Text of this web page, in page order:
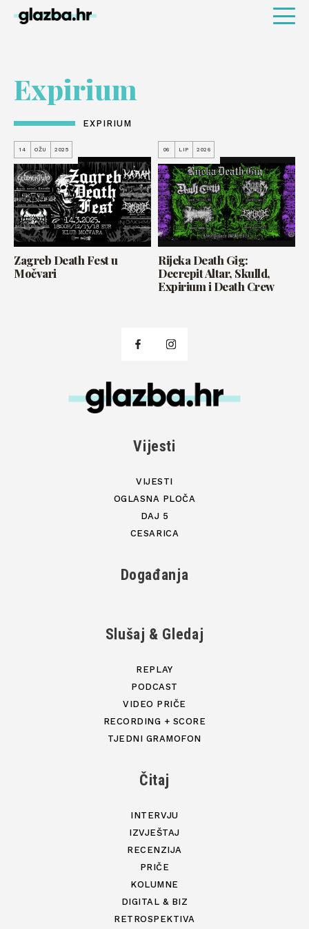
Expirium
EXPIRIUM
14 OŽU 2025
Zagreb Death Fest u
Močvari
06 LIP 2026
Rijeka Death Gig:
Decrepit Altar, Skulld,
Expirium i Death Crew
Vijesti
VIJESTI
OGLASNA PLOČA
DAJ 5
CESARICA
Događanja
Slušaj & Gledaj
REPLAY
PODCAST
VIDEO PRIČE
RECORDING + SCORE
TJEDNI GRAMOFON
Čitaj
INTERVJU
IZVJEŠTAJ
RECENZIJA
PRIČE
KOLUMNE
DIGITAL & BIZ
RETROSPEKTIVA